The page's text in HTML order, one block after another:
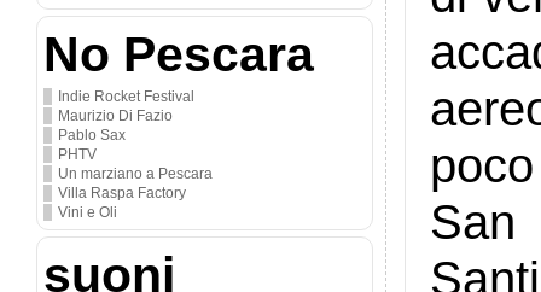
No Pescara
Indie Rocket Festival
Maurizio Di Fazio
Pablo Sax
PHTV
Un marziano a Pescara
Villa Raspa Factory
Vini e Oli
suoni
San